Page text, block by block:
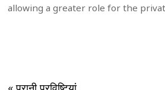
allowing a greater role for the